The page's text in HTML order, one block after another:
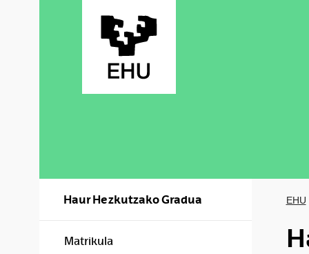
Haur Hezkutzako Gradua
Matrikula
EHU